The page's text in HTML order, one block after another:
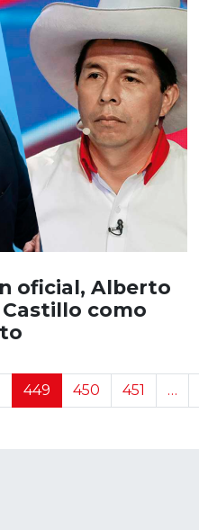
oficial, Alberto
como
de noticias
449 450 451 …